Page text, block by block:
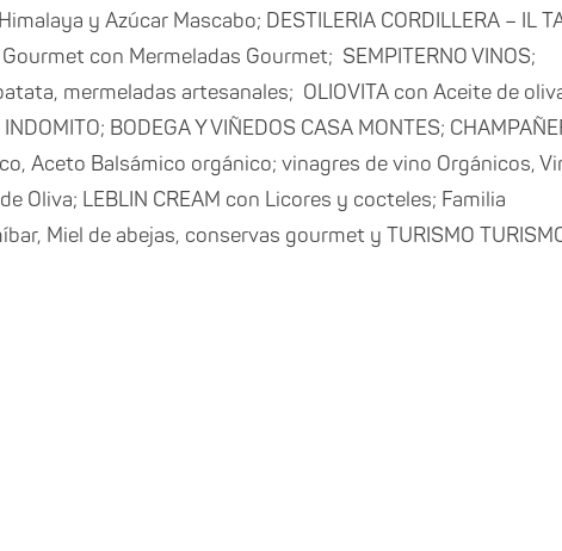
Himalaya y Azúcar Mascabo; DESTILERIA CORDILLERA – IL
con Mermeladas Gourmet; SEMPITERNO VINOS;
mermeladas artesanales; OLIOVITA con Aceite de
BODEGA Y VIÑEDOS CASA MONTES;
Aceto Balsámico orgánico; vinagres de vino Orgánicos,
Oliva; LEBLIN CREAM con Licores y cocteles; Familia
Miel de abejas, conservas gourmet y TURISMO